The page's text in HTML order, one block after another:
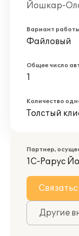
Йошкар-
Вариант работы
Файловый
Общее число
1
Количество
Толстый
Партнер,
1С-Рарус
Другие